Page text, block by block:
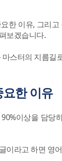
한 이유, 그리
보겠습니다.
스터의 지름길
한 이유
이상을 담당
이라고 하면 영